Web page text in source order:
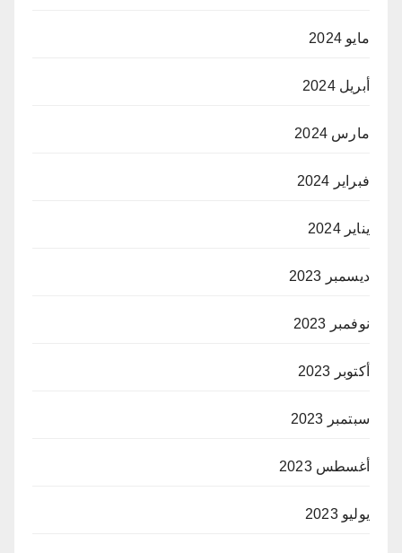
مايو 2024
أبريل 2024
مارس 2024
فبراير 2024
يناير 2024
ديسمبر 2023
نوفمبر 2023
أكتوبر 2023
سبتمبر 2023
أغسطس 2023
يوليو 2023